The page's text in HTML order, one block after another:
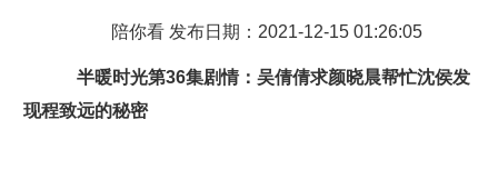
陪你看 发布日期：2021-12-15 01:26:05
半暖时光第36集剧情：吴倩倩求颜晓晨帮忙沈侯发
现程致远的秘密